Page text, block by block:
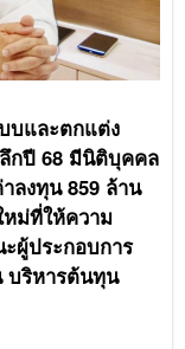
บและตกแต่ง
กปี 68 มีนิติบุคคล
ลงทุน 859 ล้าน
ม่ที่ให้ความ
ผู้ประกอบการ
บริหารต้นทุน